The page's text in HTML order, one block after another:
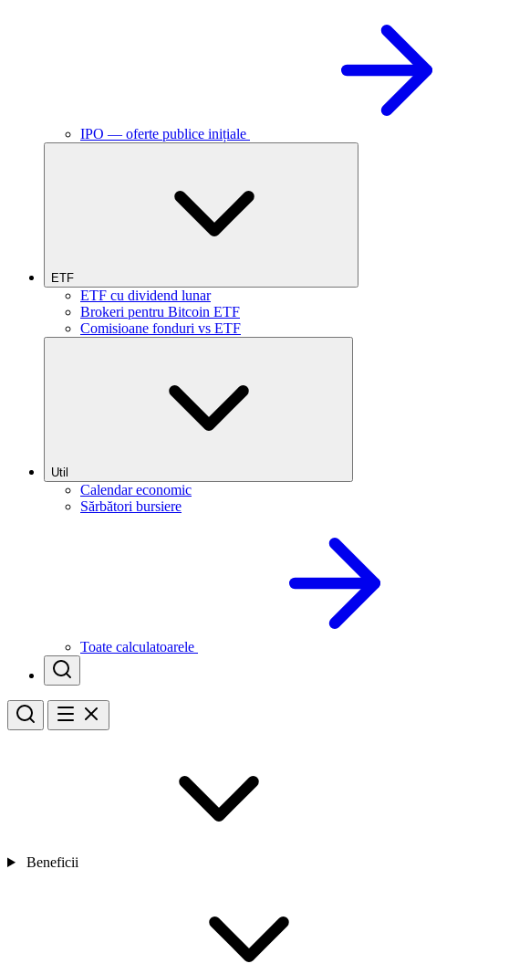
IPO — oferte publice inițiale
ETF
ETF cu dividend lunar
Brokeri pentru Bitcoin ETF
Comisioane fonduri vs ETF
Util
Calendar economic
Sărbători bursiere
Toate calculatoarele
Beneficii